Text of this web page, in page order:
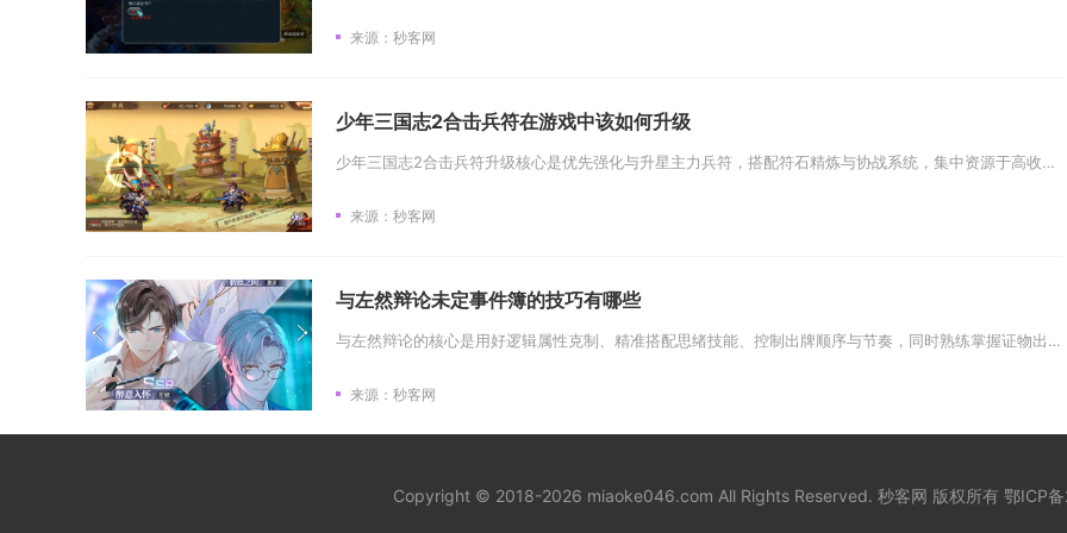
来源：秒客网
少年三国志2合击兵符在游戏中该如何升级
少年三国志2合击兵符升级核心是优先强化与升星主力兵符，搭配符石精炼与协战系统，集中资源于高收益兵符，同步打通材料获取渠道...
来源：秒客网
与左然辩论未定事件簿的技巧有哪些
与左然辩论的核心是用好逻辑属性克制、精准搭配思绪技能、控制出牌顺序与节奏，同时熟练掌握证物出示与buff叠加，就能高效取...
来源：秒客网
Copyright © 2018-2026 miaoke046.com All Rights Reserved. 秒客网 版权所有 鄂ICP